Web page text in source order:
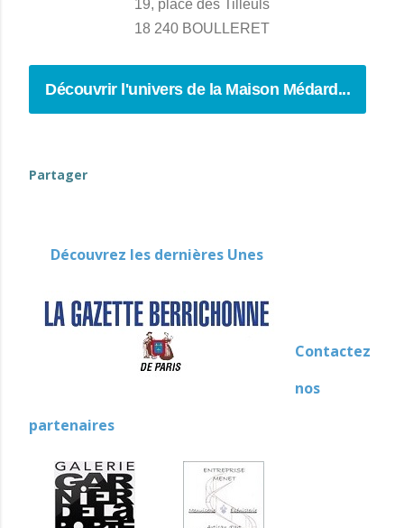
19, place des Tilleuls
18 240 BOULLERET
Découvrir l'univers de la Maison Médard...
Partager
Découvrez les dernières Unes
Contactez
nos
partenaires